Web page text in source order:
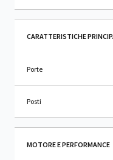
CARATTERISTICHE
Porte
Posti
MOTORE E PERFORMANCE